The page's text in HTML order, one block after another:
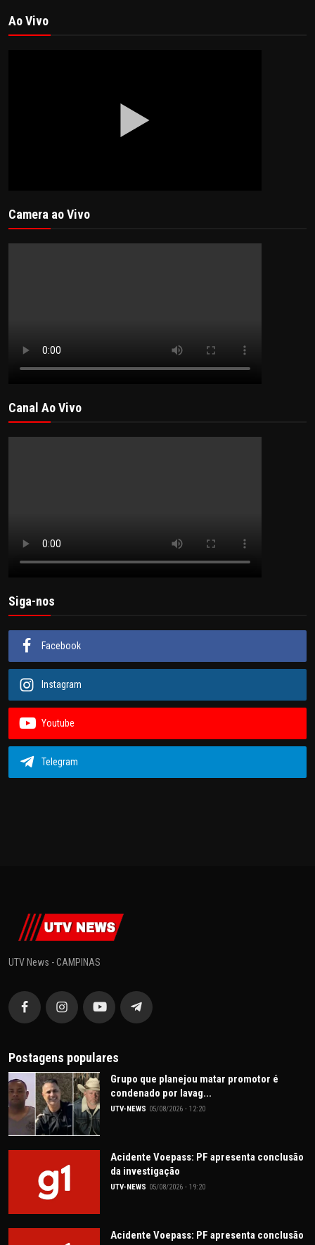
Ao Vivo
Camera ao Vivo
Canal Ao Vivo
Siga-nos
Facebook
Instagram
Youtube
Telegram
UTV News - CAMPINAS
Postagens populares
Grupo que planejou matar promotor é
condenado por lavag...
UTV-NEWS 05/08/2026 - 12:20
Acidente Voepass: PF apresenta conclusão
da investigação
UTV-NEWS 05/08/2026 - 19:20
Acidente Voepass: PF apresenta conclusão